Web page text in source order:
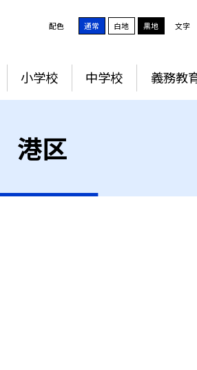
配色 通常 白地 黒地 文字
小学校 中学校 義務教
港区